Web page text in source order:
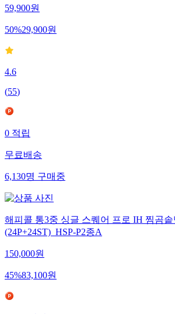
59,900원
50%29,900원
4.6
(55)
0적립
무료배송
6,130명구매중
해피콜 통3중 싱글 스퀘어 프로 IH 찜곰
(24P+24ST)_HSP-P2종A
150,000원
45%83,100원